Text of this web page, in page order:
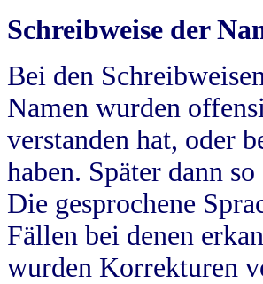
Schreibweise der
Bei den
Namen wurden
verstanden hat, oder
haben. Später dann
Die gesprochene
Fällen bei denen
wurden Korrekturen